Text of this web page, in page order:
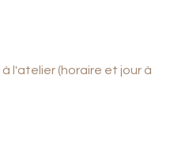
l'atelier (horaire et jour à